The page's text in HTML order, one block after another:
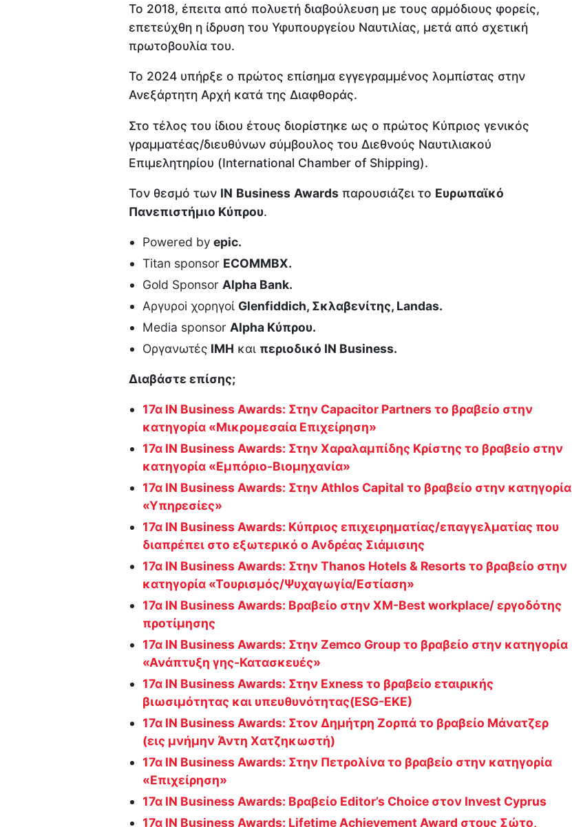
Το 2018, έπειτα από πολυετή διαβούλευση με τους αρμόδιους φορείς,
επετεύχθη η ίδρυση του Υφυπουργείου Ναυτιλίας, μετά από σχετική
πρωτοβουλία του.
Το 2024 υπήρξε ο πρώτος επίσημα εγγεγραμμένος λομπίστας στην
Ανεξάρτητη Αρχή κατά της Διαφθοράς.
Στο τέλος του ίδιου έτους διορίστηκε ως ο πρώτος Κύπριος γενικός
γραμματέας/διευθύνων σύμβουλος του Διεθνούς Ναυτιλιακού
Επιμελητηρίου (International Chamber of Shipping).
Τον θεσμό των IN Business Awards παρουσιάζει το Ευρωπαϊκό
Πανεπιστήμιο Κύπρου.
Powered by epic.
Τitan sponsor ΕCOMMBX.
Gold Sponsor Αlpha Bank.
Αργυρoi χορηγοί Glenfiddich, Σκλαβενίτης, Landas.
Media sponsor Alpha Κύπρου.
Οργανωτές ΙΜΗ και περιοδικό ΙΝ Βusiness.
Διαβάστε επίσης;
17α IN Business Awards: Στην Capacitor Partners το βραβείο στην
κατηγορία «Μικρομεσαία Επιχείρηση»
17α IN Business Awards: Στην Χαραλαμπίδης Κρίστης το βραβείο στην
κατηγορία «Εμπόριο-Βιομηχανία»
17α IN Business Awards: Στην Athlos Capital το βραβείο στην κατηγορία
«Υπηρεσίες»
17α IN Business Awards: Kύπριος επιχειρηματίας/επαγγελματίας που
διαπρέπει στο εξωτερικό ο Ανδρέας Σιάμισιης
17α IN Business Awards: Στην Thanos Hotels & Resorts το βραβείο στην
κατηγορία «Τουρισμός/Ψυχαγωγία/Εστίαση»
17α IN Business Awards: Βραβείο στην XM-Best workplace/ εργοδότης
προτίμησης
17α IN Business Awards: Στην Zemco Group το βραβείο στην κατηγορία
«Ανάπτυξη γης-Κατασκευές»
17α IN Business Awards: Στην Exness το βραβείο εταιρικής
βιωσιμότητας και υπευθυνότητας(ESG-ΕΚΕ)
17α IN Business Awards: Στον Δημήτρη Ζορπά το βραβείο Μάνατζερ
(εις μνήμην Άντη Χατζηκωστή)
17α IN Business Awards: Στην Πετρολίνα το βραβείο στην κατηγορία
«Επιχείρηση»
17α IN Business Awards: Βραβείο Editor’s Choice στον Invest Cyprus
17α IN Business Awards: Lifetime Achievement Award στους Σώτο,